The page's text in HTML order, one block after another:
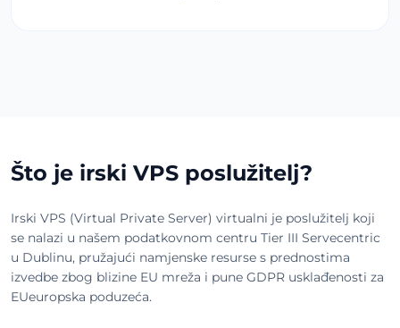
Što je irski VPS poslužitelj?
Irski VPS (Virtual Private Server) virtualni je poslužitelj koji
se nalazi u našem podatkovnom centru Tier III Servecentric
u Dublinu, pružajući namjenske resurse s prednostima
izvedbe zbog blizine EU mreža i pune GDPR usklađenosti za
EUeuropska poduzeća.